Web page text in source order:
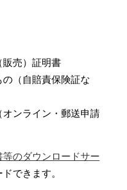
販売）証明書
（自賠責保険証な
ンライン・郵送申請
のダウンロードサー
できます。